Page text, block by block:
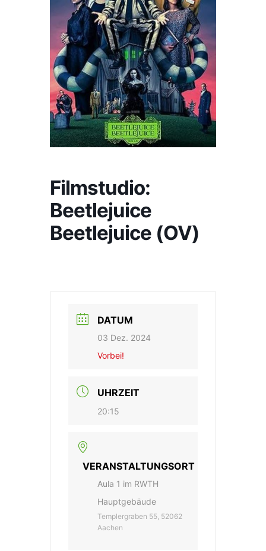
Filmstudio:
Beetlejuice
Beetlejuice (OV)
DATUM
03 Dez. 2024
Vorbei!
UHRZEIT
20:15
VERANSTALTUNGSORT
Aula 1 im RWTH
Hauptgebäude
Templergraben 55, 52062
Aachen